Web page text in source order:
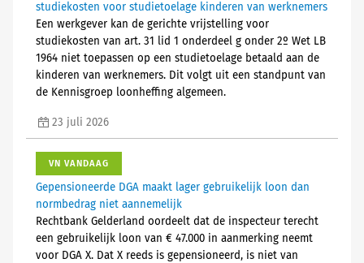
studiekosten voor studietoelage kinderen van werknemers
Een werkgever kan de gerichte vrijstelling voor
studiekosten van art. 31 lid 1 onderdeel g onder 2º Wet LB
1964 niet toepassen op een studietoelage betaald aan de
kinderen van werknemers. Dit volgt uit een standpunt van
de Kennisgroep loonheffing algemeen.
23 juli 2026
VN VANDAAG
Gepensioneerde DGA maakt lager gebruikelijk loon dan
normbedrag niet aannemelijk
Rechtbank Gelderland oordeelt dat de inspecteur terecht
een gebruikelijk loon van € 47.000 in aanmerking neemt
voor DGA X. Dat X reeds is gepensioneerd, is niet van